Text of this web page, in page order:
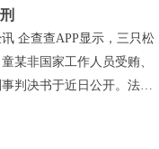
企查查APP显示，三只松
某非国家工作人员受贿、
判决书于近日公开。法院
收受北京龙金亿劳务服务